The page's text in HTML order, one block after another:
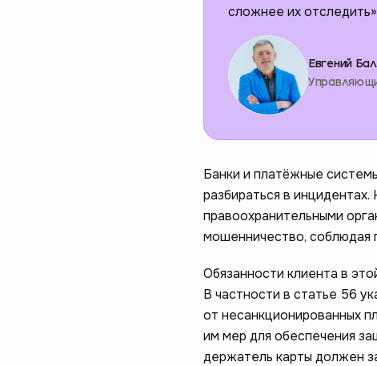
сложнее их
Евгений
Банки и платёжные
разбираться в
правоохранительными
мошенничество, соблюдая
Обязанности клиента в
В частности в статье 56
от несанкционированных
им мер для обеспечения
держатель карты должен